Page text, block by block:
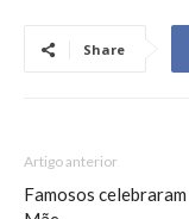
Share
Artigo anterior
Famosos